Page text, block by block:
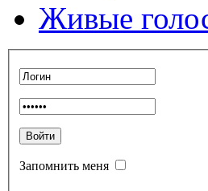
Живые
Запомнить меня